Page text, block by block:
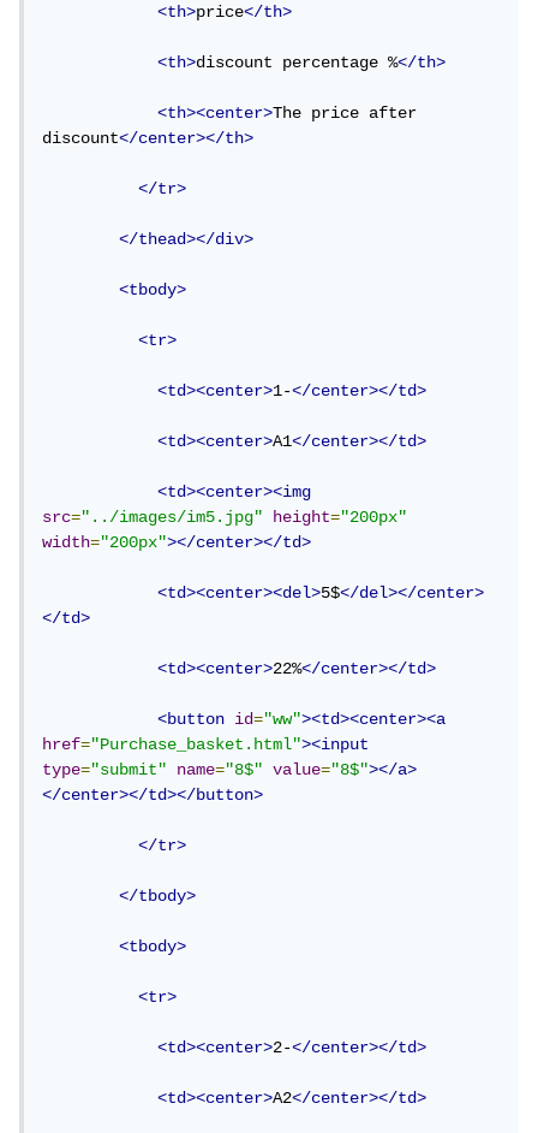
<th>price</th>
<th>discount percentage %</th>
<th><center>The price after
discount</center></th>
</tr>
</thead></div>
<tbody>
<tr>
<td><center>1-</center></td>
<td><center>A1</center></td>
<td><center><img
src="../images/im5.jpg" height="200px"
width="200px"></center></td>
<td><center><del>5$</del></center>
</td>
<td><center>22%</center></td>
<button id="ww"><td><center><a
href="Purchase_basket.html"><input
type="submit" name="8$" value="8$"></a>
</center></td></button>
</tr>
</tbody>
<tbody>
<tr>
<td><center>2-</center></td>
<td><center>A2</center></td>